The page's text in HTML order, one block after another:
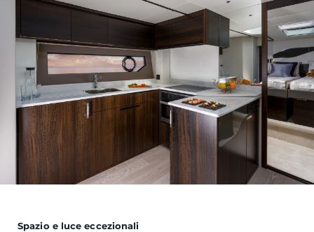
Spazio e luce eccezionali